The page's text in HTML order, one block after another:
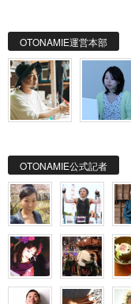
OTONAMIE運営本部
OTONAMIE公式記者